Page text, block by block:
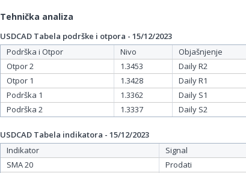
Tehnička analiza
USDCAD Tabela podrške i otpora - 15/12/2023
Podrška i Otpor
Nivo
Objašnjenje
Otpor 2
1.3453
Daily R2
Otpor 1
1.3428
Daily R1
Podrška 1
1.3362
Daily S1
Podrška 2
1.3337 Daily S2
USDCAD Tabela indikatora - 15/12/2023
Indikator
Signal
SMA 20
Prodati